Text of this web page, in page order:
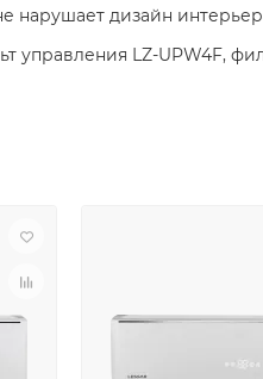
нарушает дизайн
управления LZ-UPW4F,